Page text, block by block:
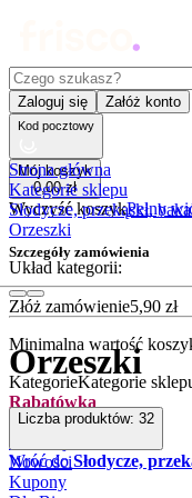
Czego szukasz?
Zaloguj się
Załóż konto
Kod pocztowy
Mój koszyk
0,00 zł
Wyczyść koszykPełny
Szczegóły zamówienia
Złóż zamówienie5,90 zł
Minimalna wartość
KategorieKategorie
Rabatówka
Outlet
Nowości
Kupony
Strona główna
Kategorie sklepu
Słodycze, przekąski,
Orzeszki
Układ kategorii:
Orzeszki
Liczba produktów: 32
Wróć doSłodycze,